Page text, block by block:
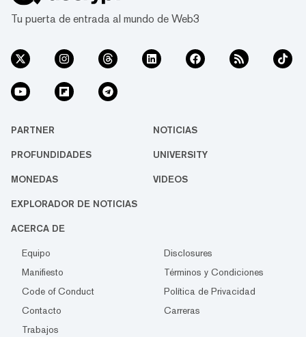
Tu puerta de entrada al mundo de Web3
PARTNER NOTICIAS
PROFUNDIDADES UNIVERSITY
MONEDAS VIDEOS
EXPLORADOR DE NOTICIAS
ACERCA DE
Equipo
Disclosures
Manifiesto
Términos y Condiciones
Code of Conduct
Política de Privacidad
Contacto
Carreras
Trabajos